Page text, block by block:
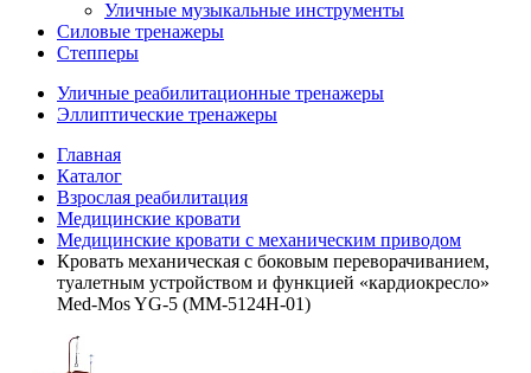
Уличные музыкальные инструменты
Силовые тренажеры
Степперы
Уличные реабилитационные тренажеры
Эллиптические тренажеры
Главная
Каталог
Взрослая реабилитация
Медицинские кровати
Медицинские кровати с механическим приводом
Кровать механическая с боковым переворачиванием,
туалетным устройством и функцией «кардиокресло»
Med-Mos YG-5 (ММ-5124Н-01)